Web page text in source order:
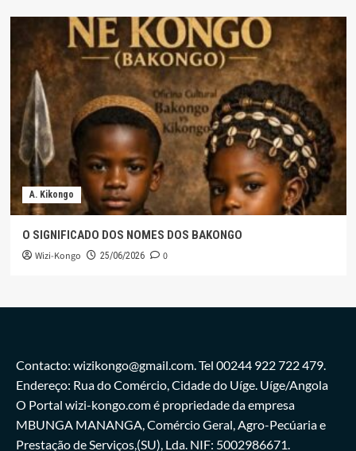
A. Kikongo
O SIGNIFICADO DOS NOMES DOS BAKONGO
Wizi-Kongo 25/06/2026 0
Contacto: wizikongo@gmail.com. Tel 00244 922 722 479.
Endereço: Rua do Comércio, Cidade do Uíge. Uíge/Angola
O Portal wizi-kongo.com é propriedade da empresa
MBUNGA MANANGA, Comércio Geral, Agro-Pecúaria e
Prestação de Serviços,(SU), Lda. NIF: 5002986671.